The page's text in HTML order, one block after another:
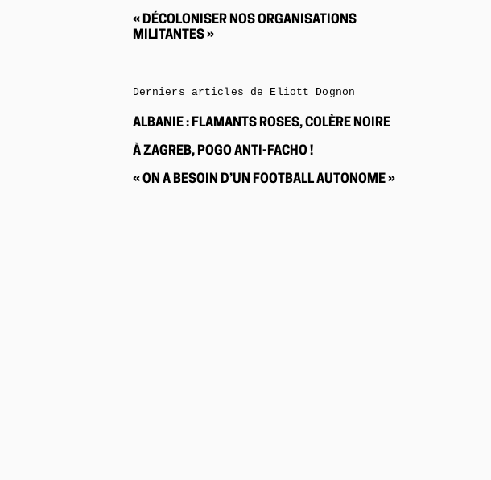
« DÉCOLONISER NOS ORGANISATIONS
MILITANTES »
Derniers articles de Eliott Dognon
ALBANIE : FLAMANTS ROSES, COLÈRE NOIRE
À ZAGREB, POGO ANTI-FACHO !
« ON A BESOIN D’UN FOOTBALL AUTONOME »